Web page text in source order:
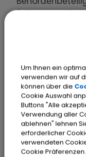
aus welchen
Abwägung
Rathaus
der üblichen
über deren
Darüber
auch auf der
Kissing
Um Ihnen ein
verwenden wir auf
können über die
Cookie Auswahl
Buttons "Alle
Verwendung aller
ablehnen" lehnen
erforderlicher
verwendeten
Cookie Präferenzen.